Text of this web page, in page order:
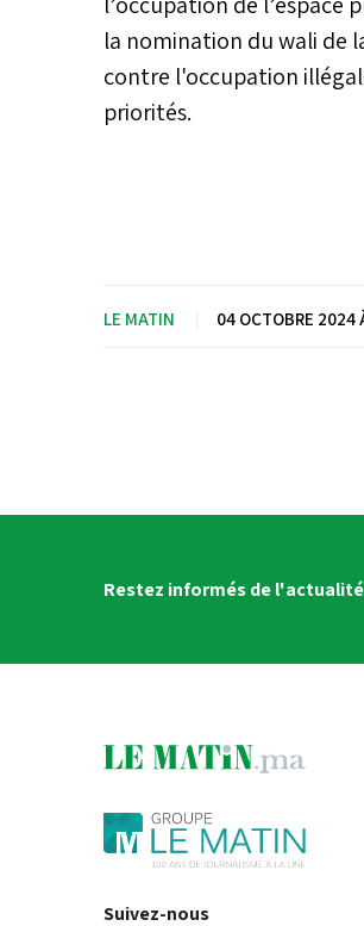
la nomination du wali de
contre l'occupation
priorités.
LE MATIN 04 OCTOBRE 2024
Restez informés de
Suivez-nous